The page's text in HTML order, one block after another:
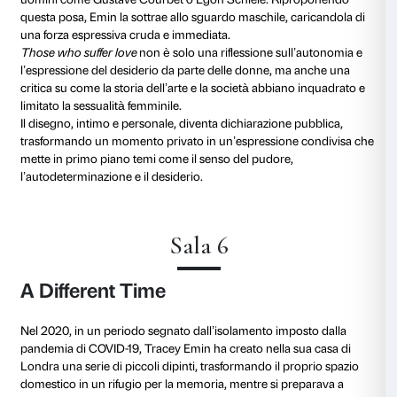
Sala 3
Coming Down From Love
perdita e dolore. Il corpo è al centro della sua
come luogo di piacere e vulnerabilità, ma anche
ferite e memorie. Lei stessa afferma: «Voglio che le
stesse. Questo è ciò che conta di più».
Emin lavora istintivamente, spesso su più tele
contemporaneamente, alternando momenti di